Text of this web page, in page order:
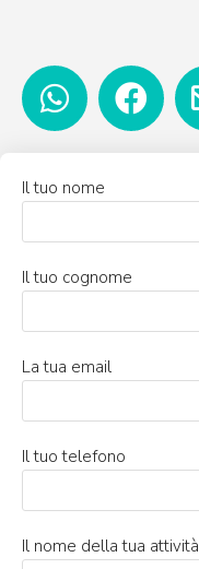
Il tuo nome
Il tuo cognome
La tua email
Il tuo telefono
Il nome della tua attività